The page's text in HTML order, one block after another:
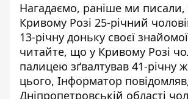
Нагадаємо, раніше ми
Кривому Розі 25-річний
13-річну доньку своєї знайомої
читайте, що у Кривому Розі
палицею зґвалтував 41-річну
цього, Інформатор
Дніпропетровській області